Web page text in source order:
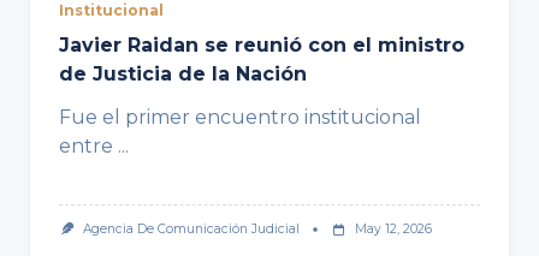
Institucional
Javier Raidan se reunió con el ministro
de Justicia de la Nación
Fue el primer encuentro institucional
entre ...
Agencia De Comunicación Judicial May 12, 2026